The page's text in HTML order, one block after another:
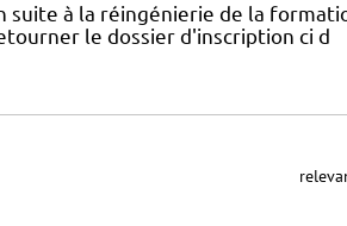
suite à la réingénierie de la
le dossier d'inscription ci d